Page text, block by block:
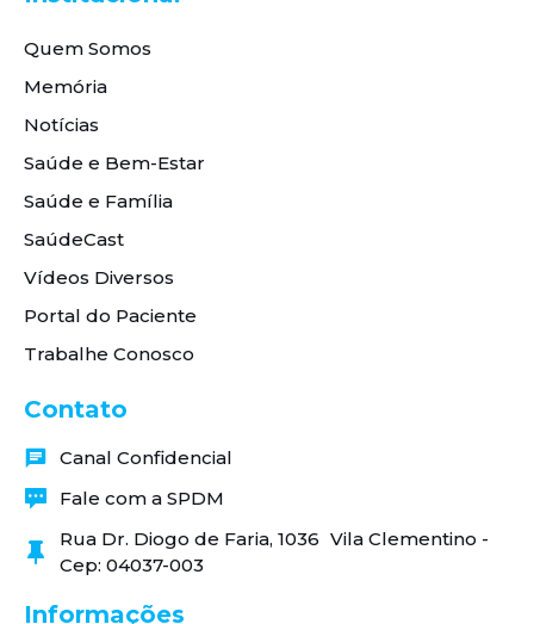
Quem Somos
Memória
Notícias
Saúde e Bem-Estar
Saúde e Família
SaúdeCast
Vídeos Diversos
Portal do Paciente
Trabalhe Conosco
Contato
Canal Confidencial
Fale com a SPDM
Rua Dr. Diogo de Faria, 1036 Vila Clementino -
Cep: 04037-003
Informações